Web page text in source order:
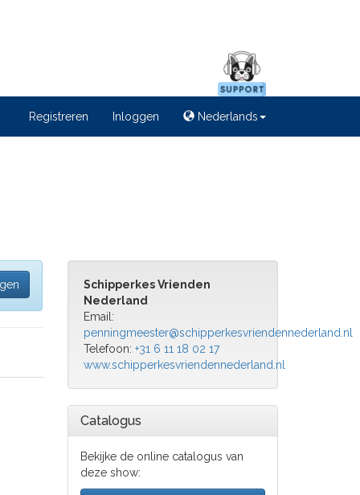
Registreren Inloggen Nederlands
Schipperkes Vrienden
Nederland
Email:
penningmeester@schipperkesvriendennederland.nl
Telefoon: +31 6 11 18 02 17
www.schipperkesvriendennederland.nl
Catalogus
Bekijke de online catalogus van
deze show: